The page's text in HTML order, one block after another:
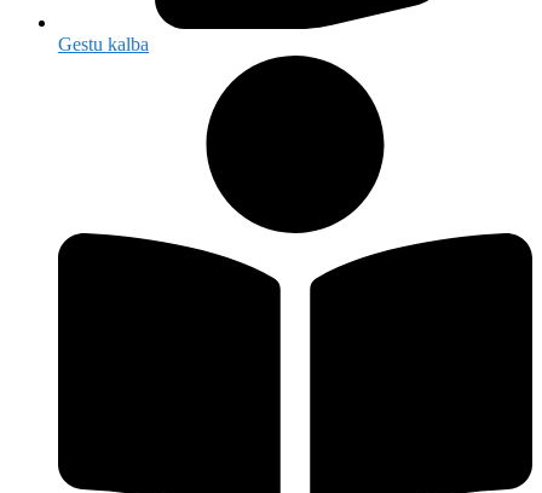
Gestu kalba